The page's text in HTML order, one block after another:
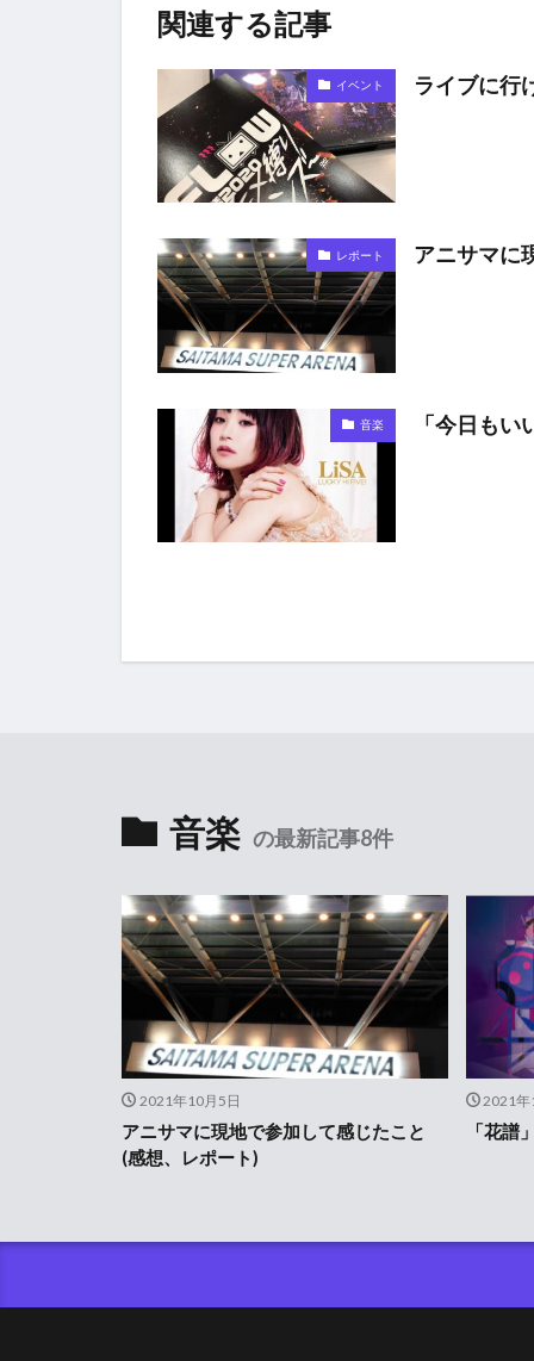
関連する記事
イベント ライブに行
レポート アニサマに
音楽 「今日も
音楽 の最新記事8件
2021年10月5日
アニサマに現地で参加して感じたこと
(感想、レポート)
2021
「花譜